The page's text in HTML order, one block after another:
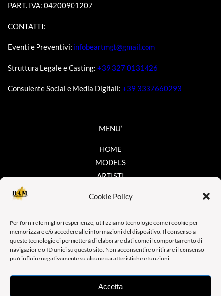
Cookie Policy
Per fornire le migliori esperienze, utilizziamo tecnologie come i cookie per
memorizzare e/o accedere alle informazioni del dispositivo. Il consenso a
queste tecnologie ci permetterà di elaborare dati come il comportamento di
navigazione o ID unici su questo sito. Non acconsentire o ritirare il consenso
può influire negativamente su alcune caratteristiche e funzioni.
Accetta
PART. IVA: 04200901207
CONTATTI:
Eventi e Preventivi: infobeartmgt@gmail.com
Struttura Legale e Casting: +39 327 0131426
Consulente Social e Media Digitali: +39 3337660293
MENU’
HOME
MODELS
ARTISTI
CANDIDATI
SEGUICI SUI SOCIAL
INSTAGRAM